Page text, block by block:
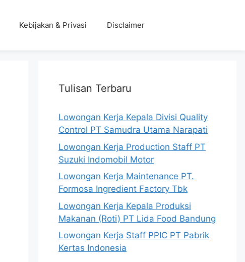
Kebijakan & Privasi Disclaimer
Tulisan Terbaru
Lowongan Kerja Kepala Divisi Quality
Control PT Samudra Utama Narapati
Lowongan Kerja Production Staff PT
Suzuki Indomobil Motor
Lowongan Kerja Maintenance PT.
Formosa Ingredient Factory Tbk
Lowongan Kerja Kepala Produksi
Makanan (Roti) PT Lida Food Bandung
Lowongan Kerja Staff PPIC PT Pabrik
Kertas Indonesia